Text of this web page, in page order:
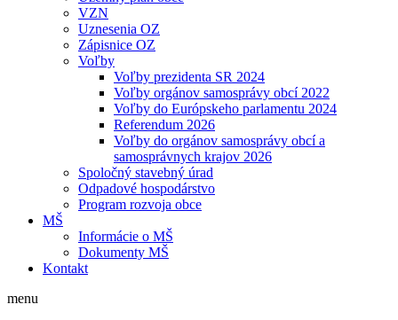
VZN
Uznesenia OZ
Zápisnice OZ
Voľby
Voľby prezidenta SR 2024
Voľby orgánov samosprávy obcí 2022
Voľby do Európskeho parlamentu 2024
Referendum 2026
Voľby do orgánov samosprávy obcí a
samosprávnych krajov 2026
Spoločný stavebný úrad
Odpadové hospodárstvo
Program rozvoja obce
MŠ
Informácie o MŠ
Dokumenty MŠ
Kontakt
menu